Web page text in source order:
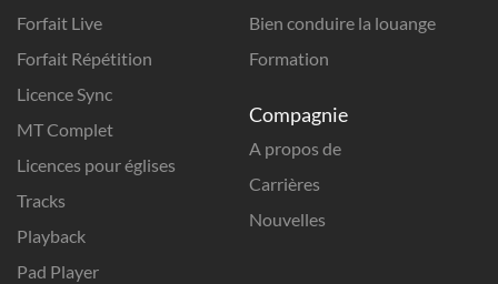
Forfait Live
Forfait Répétition
Licence Sync
MT Complet
Licences pour églises
Tracks
Playback
Pad Player
Bien conduire la louange
Formation
Compagnie
A propos de
Carrières
Nouvelles